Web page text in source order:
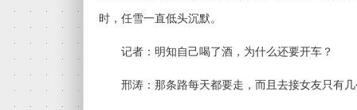
时，任雪一直低头沉默。
记者：明知自己喝了酒，为什么还要开车？
邢涛：那条路每天都要走，而且去接女友只有几